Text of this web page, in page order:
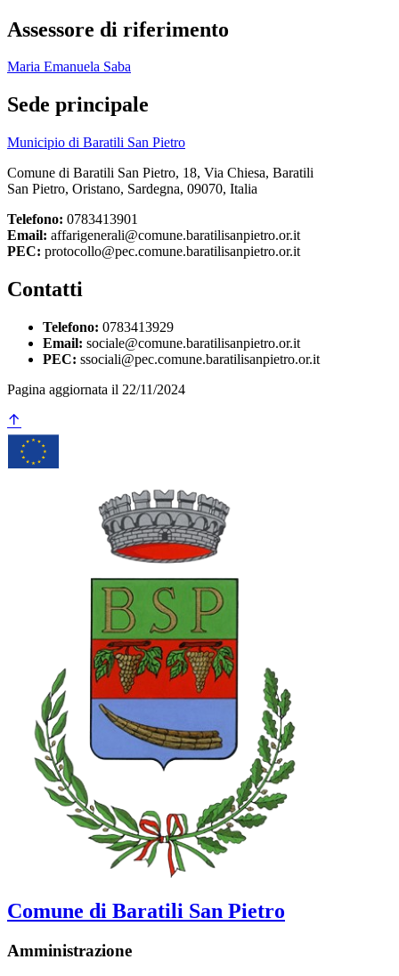
Assessore di riferimento
Maria Emanuela Saba
Sede principale
Municipio di Baratili San Pietro
Comune di Baratili San Pietro, 18, Via Chiesa, Baratili
San Pietro, Oristano, Sardegna, 09070, Italia
Telefono: 0783413901
Email: affarigenerali@comune.baratilisanpietro.or.it
PEC: protocollo@pec.comune.baratilisanpietro.or.it
Contatti
Telefono: 0783413929
Email: sociale@comune.baratilisanpietro.or.it
PEC: ssociali@pec.comune.baratilisanpietro.or.it
Pagina aggiornata il 22/11/2024
Comune di Baratili San Pietro
Amministrazione